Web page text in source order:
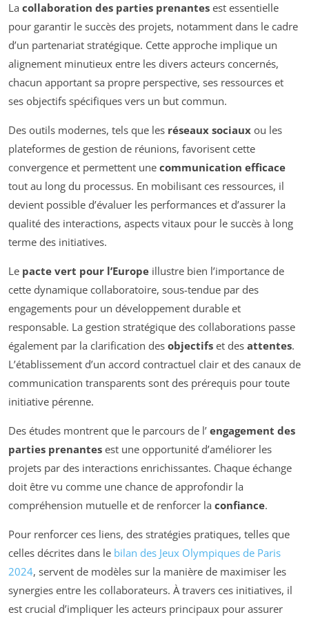
La collaboration des parties prenantes est essentielle
pour garantir le succès des projets, notamment dans le cadre
d’un partenariat stratégique. Cette approche implique un
alignement minutieux entre les divers acteurs concernés,
chacun apportant sa propre perspective, ses ressources et
ses objectifs spécifiques vers un but commun.
Des outils modernes, tels que les réseaux sociaux ou les
plateformes de gestion de réunions, favorisent cette
convergence et permettent une communication efficace
tout au long du processus. En mobilisant ces ressources, il
devient possible d’évaluer les performances et d’assurer la
qualité des interactions, aspects vitaux pour le succès à long
terme des initiatives.
Le pacte vert pour l’Europe illustre bien l’importance de
cette dynamique collaboratoire, sous-tendue par des
engagements pour un développement durable et
responsable. La gestion stratégique des collaborations passe
également par la clarification des objectifs et des attentes.
L’établissement d’un accord contractuel clair et des canaux de
communication transparents sont des prérequis pour toute
initiative pérenne.
Des études montrent que le parcours de l’ engagement des
parties prenantes est une opportunité d’améliorer les
projets par des interactions enrichissantes. Chaque échange
doit être vu comme une chance de approfondir la
compréhension mutuelle et de renforcer la confiance.
Pour renforcer ces liens, des stratégies pratiques, telles que
celles décrites dans le bilan des Jeux Olympiques de Paris
2024, servent de modèles sur la manière de maximiser les
synergies entre les collaborateurs. À travers ces initiatives, il
est crucial d’impliquer les acteurs principaux pour assurer